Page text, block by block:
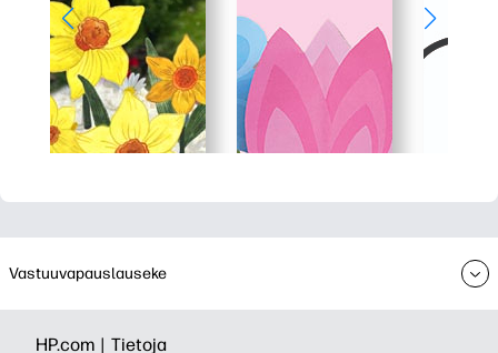
Vastuuvapauslauseke
HP.com | Tietoja